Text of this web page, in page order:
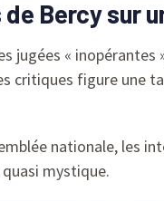
Bercy sur
jugées «
critiques figure une
nationale, les
mystique.